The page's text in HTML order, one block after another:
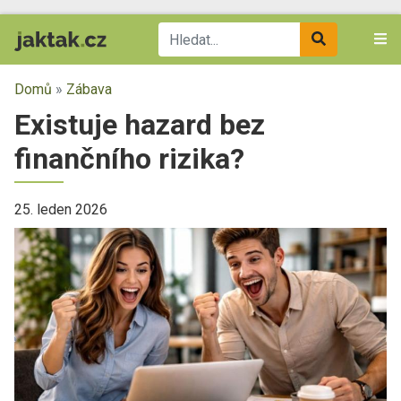
Domů » Zábava
Existuje hazard bez
finančního rizika?
25. leden 2026